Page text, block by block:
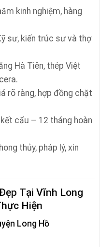
kinh nghiệm, hàng
sư, kiến trúc sư và thợ
Hà Tiên, thép Việt
rõ ràng, hợp đồng chặt
cấu – 12 tháng hoàn
thủy, pháp lý, xin
Tại Vĩnh Long
Hiện
Long Hồ